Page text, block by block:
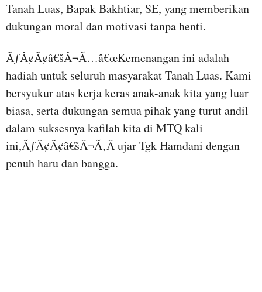
Tanah Luas, Bapak Bakhtiar, SE, yang memberikan
dukungan moral dan motivasi tanpa henti.
ÃƒÂ¢Ã¢â€šÂ¬Ã…â€œKemenangan ini adalah
hadiah untuk seluruh masyarakat Tanah Luas. Kami
bersyukur atas kerja keras anak-anak kita yang luar
biasa, serta dukungan semua pihak yang turut andil
dalam suksesnya kafilah kita di MTQ kali
ini,ÃƒÂ¢Ã¢â€šÂ¬Ã‚Â ujar Tgk Hamdani dengan
penuh haru dan bangga.